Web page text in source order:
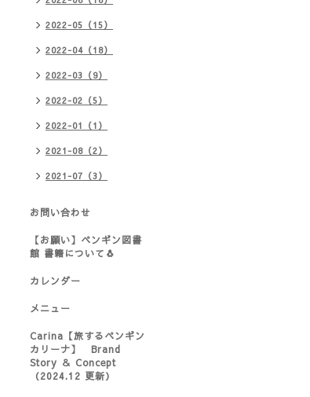
2022-05（15）
2022-04（18）
2022-03（9）
2022-02（5）
2022-01（1）
2021-08（2）
2021-07（3）
お問い合わせ
【お願い】ペンギン図書
館 書籍について🐧
カレンダー
メニュー
Carina【旅するペンギン
カリーナ】 Brand
Story ＆ Concept
（2024.12 更新）